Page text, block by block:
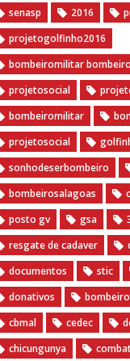
senasp
2016
projetogolfinho2016
bombeiromilitar
projetosocial
bombeiromilitar
projetosocial
sonhodeserbombeiro
bombeirosalagoas
posto gv
gsa
resgate de cadaver
documentos
stic
donativos
cbmal
cedec
chicungunya